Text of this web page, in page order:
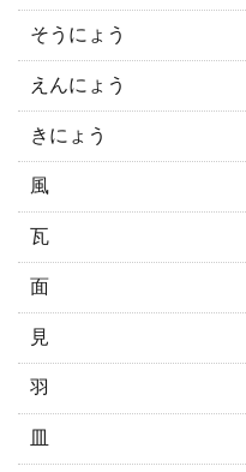
そうにょう
えんにょう
きにょう
風
瓦
面
見
羽
皿